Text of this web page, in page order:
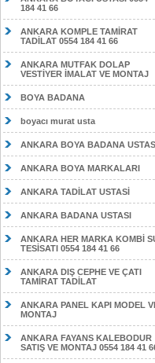
184 41 66
ANKARA KOMPLE TAMİRAT
TADİLAT 0554 184 41 66
ANKARA MUTFAK DOLAP
VESTİYER İMALAT VE MONTAJ
BOYA BADANA
boyacı murat usta
ANKARA BOYA BADANA
ANKARA BOYA MARKALARI
ANKARA TADİLAT USTASİ
ANKARA BADANA USTASI
ANKARA HER MARKA KOMBİ
TESİSATI 0554 184 41 66
ANKARA DIŞ CEPHE VE ÇATI
TAMİRAT TADİLAT
ANKARA PANEL KAPI MODEL
MONTAJ
ANKARA FAYANS KALEBODUR
SATIŞ VE MONTAJ 0554 184 41